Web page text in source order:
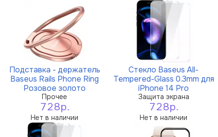
Подставка - держатель
Baseus Rails Phone Ring
Розовое золото
Прочее
728р.
Нет в наличии
Стекло Baseus All-
Tempered-Glass 0.3mm для
iPhone 14 Pro
Защита экрана
728р.
Нет в наличии